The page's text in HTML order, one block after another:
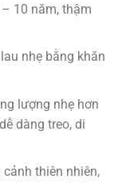
10 năm, thậm
nhẹ bằng khăn
lượng nhẹ hơn
dàng treo, di
thiên nhiên,